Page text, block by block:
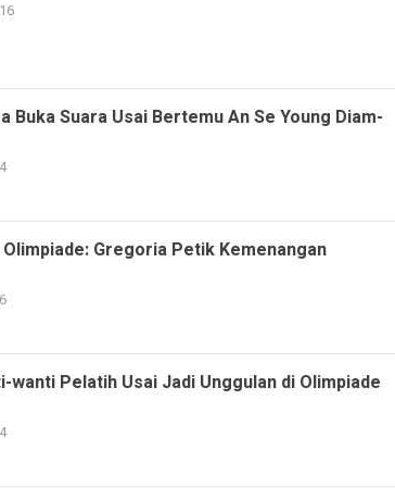
Buka Suara Usai Bertemu An Se Young Diam-
Gregoria Petik Kemenangan
wanti Pelatih Usai Jadi Unggulan di Olimpiade